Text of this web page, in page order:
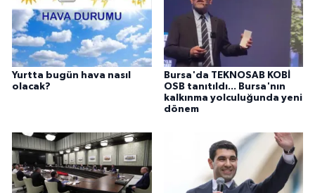
Yurtta bugün hava nasıl
olacak?
Bursa'da TEKNOSAB KOBİ
OSB tanıtıldı... Bursa'nın
kalkınma yolculuğunda yeni
dönem